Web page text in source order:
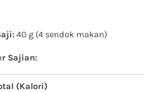
40 g (4 sendok makan)
Sajian:
(Kalori)